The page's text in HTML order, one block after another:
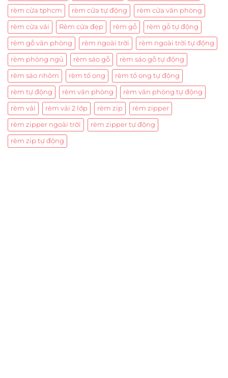
rèm cửa tphcm rèm cửa tự động rèm cửa văn phòng
rèm cửa vải Rèm cửa đẹp rèm gỗ rèm gỗ tự động
rèm gỗ văn phòng rèm ngoài trời rèm ngoài trời tự động
rèm phòng ngủ rèm sáo gỗ rèm sáo gỗ tự động
rèm sáo nhôm rèm tổ ong rèm tổ ong tự động
rèm tự động rèm văn phòng rèm văn phòng tự động
rèm vải rèm vải 2 lớp rèm zip rèm zipper
rèm zipper ngoài trời rèm zipper tự động
rèm zip tự động